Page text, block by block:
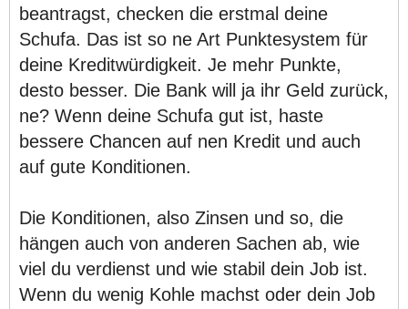
beantragst, checken die erstmal deine
Schufa. Das ist so ne Art Punktesystem für
deine Kreditwürdigkeit. Je mehr Punkte,
desto besser. Die Bank will ja ihr Geld zurück,
ne? Wenn deine Schufa gut ist, haste
bessere Chancen auf nen Kredit und auch
auf gute Konditionen.
Die Konditionen, also Zinsen und so, die
hängen auch von anderen Sachen ab, wie
viel du verdienst und wie stabil dein Job ist.
Wenn du wenig Kohle machst oder dein Job